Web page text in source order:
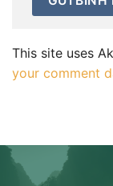
This site uses
your comment